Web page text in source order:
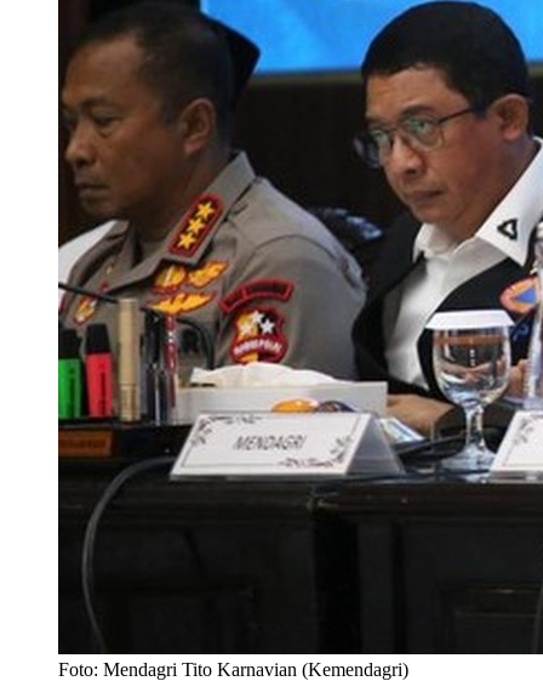
Foto: Mendagri Tito Karnavian (Kemendagri)